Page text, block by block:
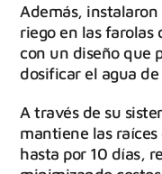
Además,
riego en las farolas
con un diseño que
dosificar el agua
A través de su
mantiene las
hasta por 10 días,